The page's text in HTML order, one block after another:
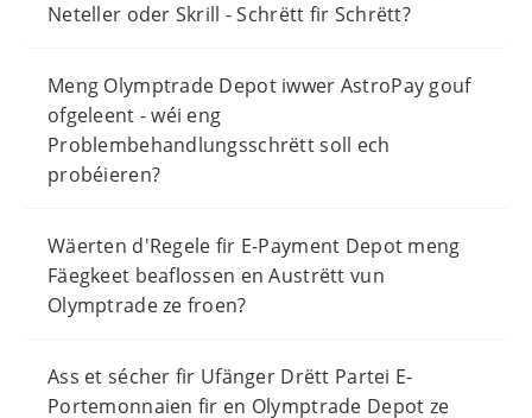
Neteller oder Skrill - Schrëtt fir Schrëtt?
Meng Olymptrade Depot iwwer AstroPay gouf
ofgeleent - wéi eng
Problembehandlungsschrëtt soll ech
probéieren?
Wäerten d'Regele fir E-Payment Depot meng
Fäegkeet beaflossen en Austrëtt vun
Olymptrade ze froen?
Ass et sécher fir Ufänger Drëtt Partei E-
Portemonnaien fir en Olymptrade Depot ze